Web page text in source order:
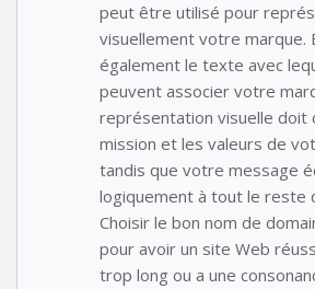
peut être utilisé pour
visuellement votre marque.
également le texte avec
peuvent associer votre
représentation visuelle doit
mission et les valeurs de
tandis que votre message
logiquement à tout le reste
Choisir le bon nom de
pour avoir un site Web
trop long ou a une